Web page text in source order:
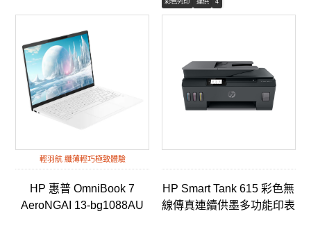
輕羽航 纖薄輕巧極致體驗
HP 惠普 OmniBook 7
AeroNGAI 13-bg1088AU
彩色列印 連供 4
HP Smart Tank 615 彩色無
線傳真連續供墨多功能印表